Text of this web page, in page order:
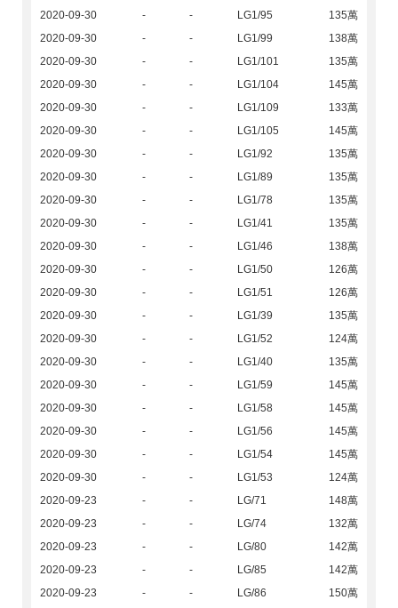
2020-09-30
- - LG1/95
135萬
2020-09-30
- - LG1/99
138萬
2020-09-30
- - LG1/101
135萬
2020-09-30
- - LG1/104
145萬
2020-09-30
- - LG1/109
133萬
2020-09-30
- - LG1/105
145萬
2020-09-30
- - LG1/92
135萬
2020-09-30
- - LG1/89
135萬
2020-09-30
- - LG1/78
135萬
2020-09-30
- - LG1/41
135萬
2020-09-30
- - LG1/46
138萬
2020-09-30
- - LG1/50
126萬
2020-09-30
- - LG1/51
126萬
2020-09-30
- - LG1/39
135萬
2020-09-30
- - LG1/52
124萬
2020-09-30
- - LG1/40
135萬
2020-09-30
- - LG1/59
145萬
2020-09-30
- - LG1/58
145萬
2020-09-30
- - LG1/56
145萬
2020-09-30
- - LG1/54
145萬
2020-09-30
- - LG1/53
124萬
2020-09-23
- - LG/71
148萬
2020-09-23
- - LG/74
132萬
2020-09-23
- - LG/80
142萬
2020-09-23
- - LG/85
142萬
2020-09-23
- - LG/86
150萬